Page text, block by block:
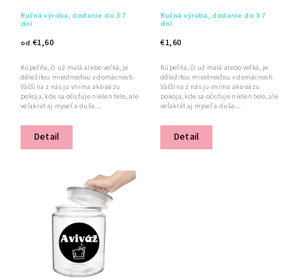
Ručná výroba, dodanie do 3-7
dní
od €1,60
Detail
Kúpeľňa, či už malá alebo veľká, je
dôležitou miestnosťou v domácnosti.
Väčšina z nás ju vníma ako oázu
pokoja, kde sa očisťuje nielen telo, ale
veľakrát aj myseľ a duša....
Ručná výroba, dodanie do 3-7
dní
€1,60
Detail
Kúpeľňa, či už malá alebo veľká, je
dôležitou miestnosťou v domácnosti.
Väčšina z nás ju vníma ako oázu
pokoja, kde sa očisťuje nielen telo, ale
veľakrát aj myseľ a duša....